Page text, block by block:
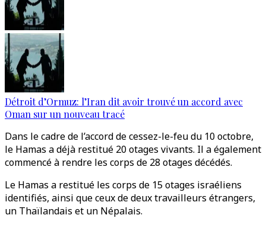
Détroit d’Ormuz: l’Iran dit avoir trouvé un accord avec
Oman sur un nouveau tracé
Dans le cadre de l’accord de cessez-le-feu du 10 octobre,
le Hamas a déjà restitué 20 otages vivants. Il a également
commencé à rendre les corps de 28 otages décédés.
Le Hamas a restitué les corps de 15 otages israéliens
identifiés, ainsi que ceux de deux travailleurs étrangers,
un Thaïlandais et un Népalais.